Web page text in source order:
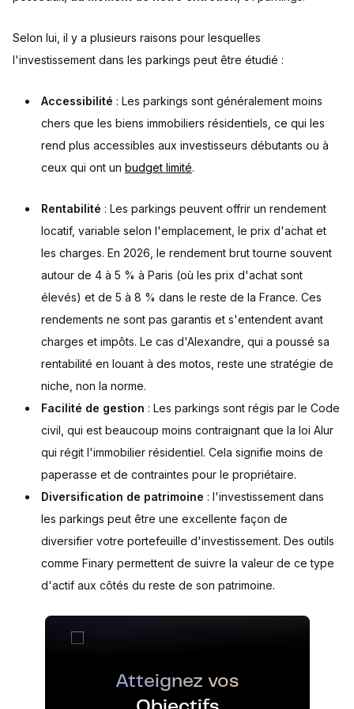
Selon lui, il y a plusieurs raisons pour lesquelles
l'investissement dans les parkings peut être étudié :
Accessibilité : Les parkings sont généralement moins
chers que les biens immobiliers résidentiels, ce qui les
rend plus accessibles aux investisseurs débutants ou à
ceux qui ont un budget limité.
Rentabilité : Les parkings peuvent offrir un rendement
locatif, variable selon l'emplacement, le prix d'achat et
les charges. En 2026, le rendement brut tourne souvent
autour de 4 à 5 % à Paris (où les prix d'achat sont
élevés) et de 5 à 8 % dans le reste de la France. Ces
rendements ne sont pas garantis et s'entendent avant
charges et impôts. Le cas d'Alexandre, qui a poussé sa
rentabilité en louant à des motos, reste une stratégie de
niche, non la norme.
Facilité de gestion : Les parkings sont régis par le Code
civil, qui est beaucoup moins contraignant que la loi Alur
qui régit l'immobilier résidentiel. Cela signifie moins de
paperasse et de contraintes pour le propriétaire.
Diversification de patrimoine : l'investissement dans
les parkings peut être une excellente façon de
diversifier votre portefeuille d'investissement. Des outils
comme Finary permettent de suivre la valeur de ce type
d'actif aux côtés du reste de son patrimoine.
Atteignez vos